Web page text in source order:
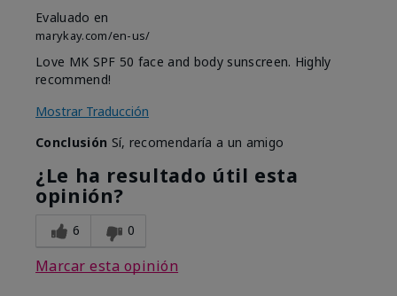
Evaluado en
marykay.com/en-us/
Love MK SPF 50 face and body sunscreen. Highly
recommend!
Mostrar Traducción
Conclusión Sí, recomendaría a un amigo
¿Le ha resultado útil esta
opinión?
6 0
Marcar esta opinión